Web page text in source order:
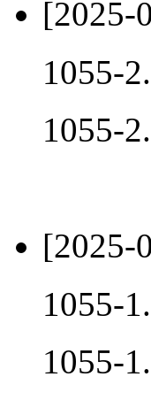
[2025-
1055-
1055-
[2025-
1055-
1055-